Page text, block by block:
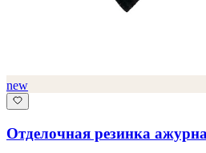
new
Отделочная резинка